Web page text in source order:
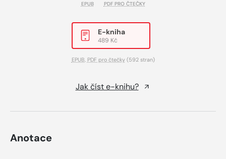
EPUB PDF PRO ČTEČKY
E-kniha
489 Kč
EPUB PDF pro čtečky(592 stran)
Jak číst e-knihu?
Anotace